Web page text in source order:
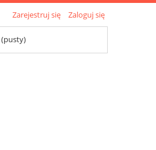
Zarejestruj się Zaloguj się
(pusty)